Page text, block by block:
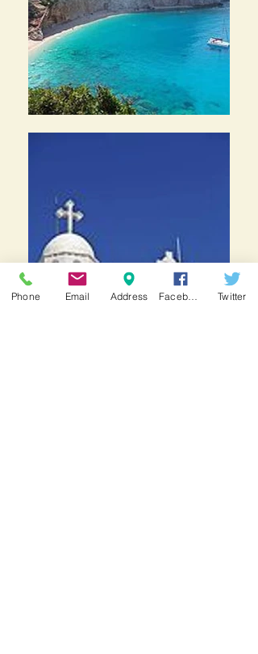
Phone Email Address Twitter